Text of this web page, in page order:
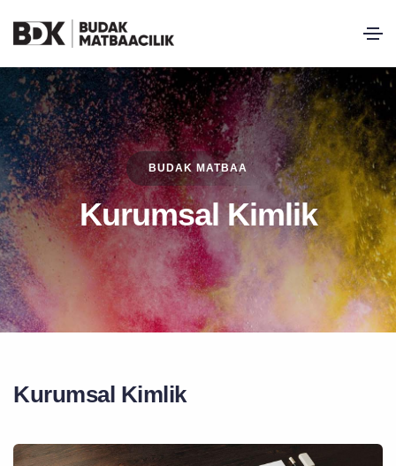
BUDAK MATBAA
Kurumsal Kimlik
Kurumsal Kimlik